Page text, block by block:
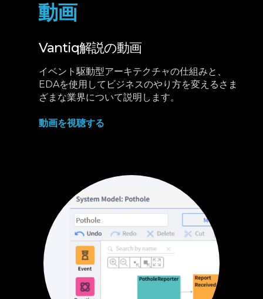
動画
Vantiq解説の動画
イベント駆動型アーキテクチャの仕組みと、
EDAを使用してビジネスのやり方を変えるさま
ざまな業界について説明します。
動画を視聴する